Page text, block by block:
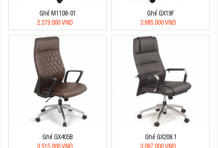
Ghế M1108-01
2.279.000 VNĐ
Ghế GX19F
3.685.000 VNĐ
Ghế GX405B
3.515.000 VNĐ
Ghế GX208.1
3.087.000 VNĐ